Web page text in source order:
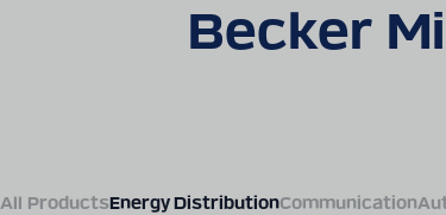
Becker
All ProductsEnergy DistributionCommunication